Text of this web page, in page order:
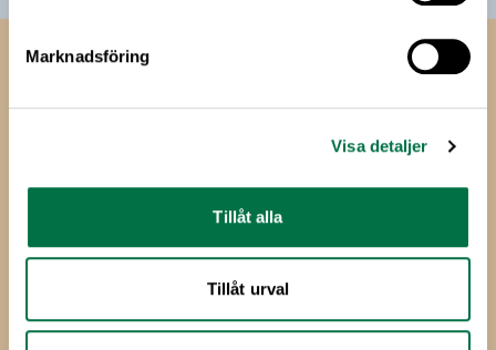
Marknadsföring
Visa detaljer
Tillåt alla
Tillåt urval
Livsmedels­företagen
Livsmedelsföretagen
E-post:info@li.se